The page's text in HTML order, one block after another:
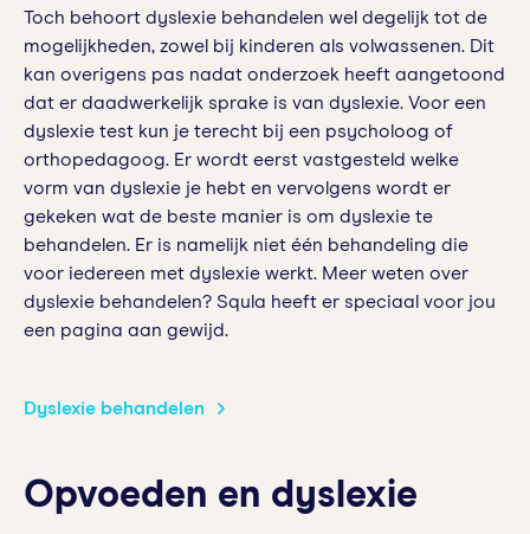
Toch behoort dyslexie behandelen wel degelijk tot de
mogelijkheden, zowel bij kinderen als volwassenen. Dit
kan overigens pas nadat onderzoek heeft aangetoond
dat er daadwerkelijk sprake is van dyslexie. Voor een
dyslexie test kun je terecht bij een psycholoog of
orthopedagoog. Er wordt eerst vastgesteld welke
vorm van dyslexie je hebt en vervolgens wordt er
gekeken wat de beste manier is om dyslexie te
behandelen. Er is namelijk niet één behandeling die
voor iedereen met dyslexie werkt. Meer weten over
dyslexie behandelen? Squla heeft er speciaal voor jou
een pagina aan gewijd.
Dyslexie behandelen
Opvoeden en dyslexie